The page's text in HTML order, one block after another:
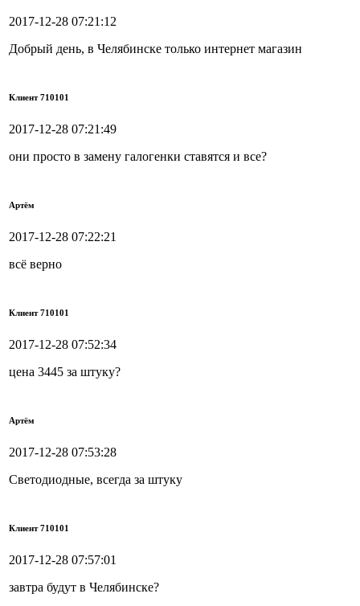
2017-12-28 07:21:12
Добрый день, в Челябинске только интернет магазин
Клиент 710101
2017-12-28 07:21:49
они просто в замену галогенки ставятся и все?
Артём
2017-12-28 07:22:21
всё верно
Клиент 710101
2017-12-28 07:52:34
цена 3445 за штуку?
Артём
2017-12-28 07:53:28
Светодиодные, всегда за штуку
Клиент 710101
2017-12-28 07:57:01
завтра будут в Челябинске?